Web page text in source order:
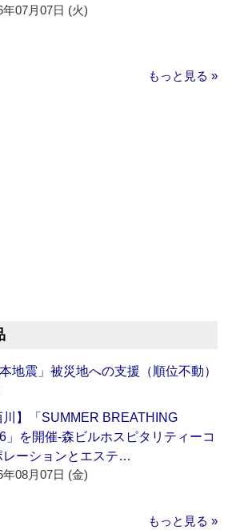
年07月07日 (火)
もっと見る »
地震」被災地への支援（順位不動）
川】「SUMMER BREATHING
」を開催‐森ビルホスピタリティーコ
レーションとエステ…
年08月07日 (金)
もっと見る »